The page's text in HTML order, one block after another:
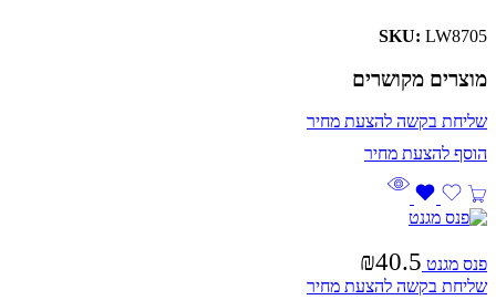
SKU: LW8705
מוצרים מקושרים
שליחת בקשה להצעת מחיר
פנס מגנט ₪40.5
שליחת בקשה להצעת מחיר